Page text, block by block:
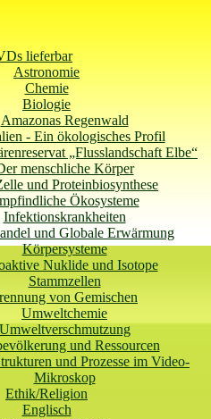
lieferbar
Astronomie
Chemie
Biologie
Amazonas Regenwald
- Ein ökologisches Profil
„Flusslandschaft Elbe“
menschliche Körper
und Proteinbiosynthese
Ökosysteme
Infektionskrankheiten
und Globale Erwärmung
Körpersysteme
Nuklide und Isotope
Stammzellen
von Gemischen
Umweltchemie
Umweltverschmutzung
und Ressourcen
und Prozesse im Video-
Mikroskop
Ethik/Religion
Englisch